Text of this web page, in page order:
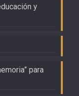
y
para